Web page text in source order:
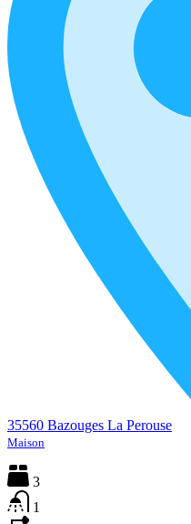
35560 Bazouges La Perouse
Maison
3
1